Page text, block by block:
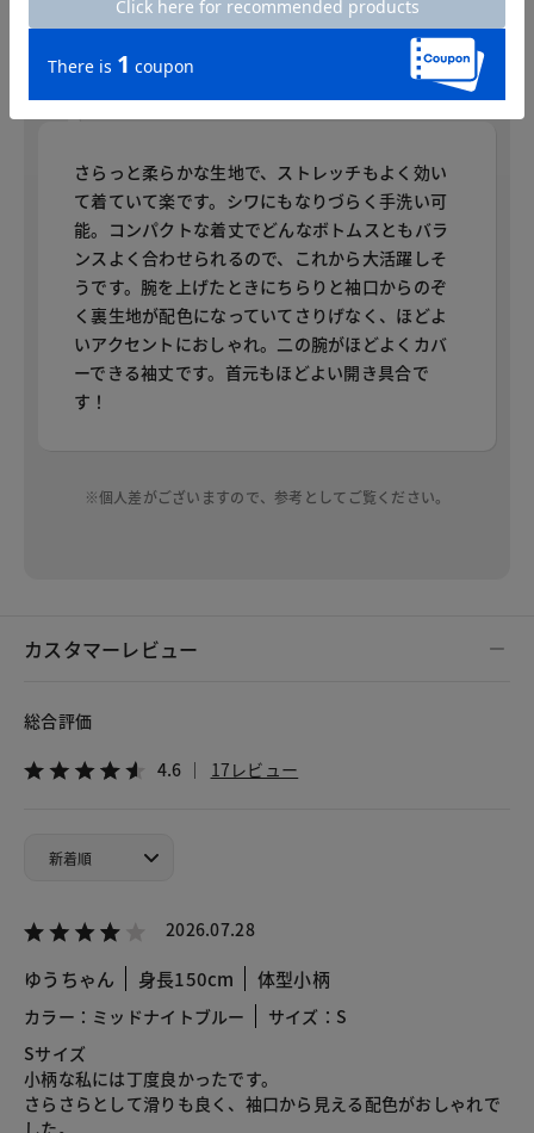
KIA
普段のサイズ：M 着用サイズ：M
さらっと柔らかな生地で、ストレッチもよく効い
て着ていて楽です。シワにもなりづらく手洗い可
能。コンパクトな着丈でどんなボトムスともバラ
ンスよく合わせられるので、これから大活躍しそ
うです。腕を上げたときにちらりと袖口からのぞ
く裏生地が配色になっていてさりげなく、ほどよ
いアクセントにおしゃれ。二の腕がほどよくカバ
ーできる袖丈です。首元もほどよい開き具合で
す！
※個人差がございますので、参考としてご覧ください。
カスタマーレビュー
総合評価
4.6 17レビュー
2026.07.28
ゆうちゃん 身長150cm 体型小柄
カラー：ミッドナイトブルー
サイズ：S
Sサイズ
小柄な私には丁度良かったです。
さらさらとして滑りも良く、袖口から見える配色がおしゃれで